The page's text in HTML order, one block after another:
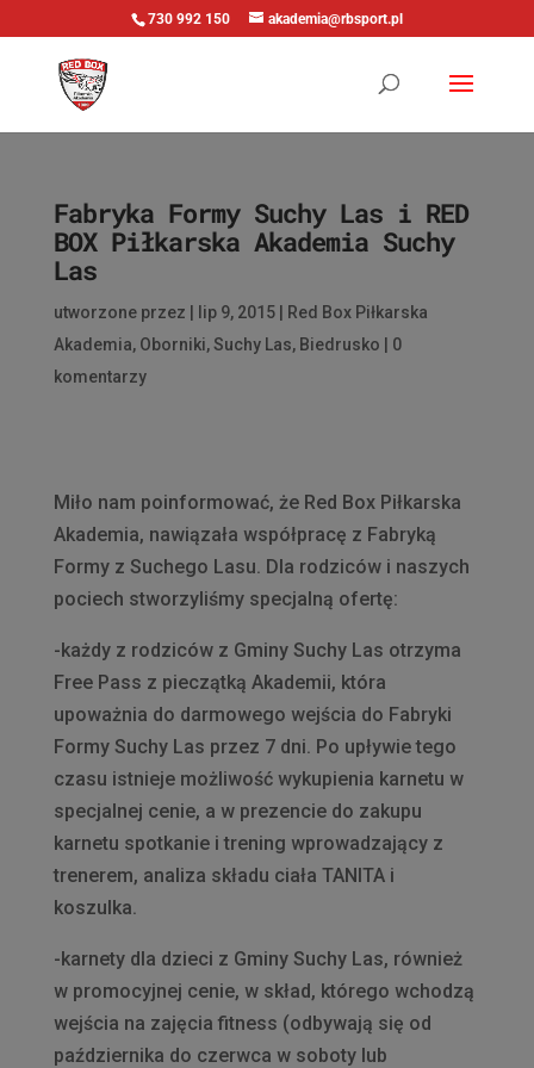
730 992 150 akademia@rbsport.pl
Fabryka Formy Suchy Las i RED
BOX Piłkarska Akademia Suchy
Las
utworzone przez lip 9, 2015|
Red Box Piłkarska
Akademia, Oborniki,Suchy Las, Biedrusko
0
komentarzy
Miło nam poinformować, że Red Box Piłkarska
Akademia, nawiązała współpracę z Fabryką
Formy z Suchego Lasu. Dla rodziców i naszych
pociech stworzyliśmy specjalną ofertę:
-każdy z rodziców z Gminy Suchy Las otrzyma
Free Pass z pieczątką Akademii, która
upoważnia do darmowego wejścia do Fabryki
Formy Suchy Las przez 7 dni. Po upływie tego
czasu istnieje możliwość wykupienia karnetu w
specjalnej cenie, a w prezencie do zakupu
karnetu spotkanie i trening wprowadzający z
trenerem, analiza składu ciała TANITA i
koszulka.
-karnety dla dzieci z Gminy Suchy Las, również
w promocyjnej cenie, w skład, którego wchodzą
wejścia na zajęcia fitness (odbywają się od
października do czerwca w soboty lub